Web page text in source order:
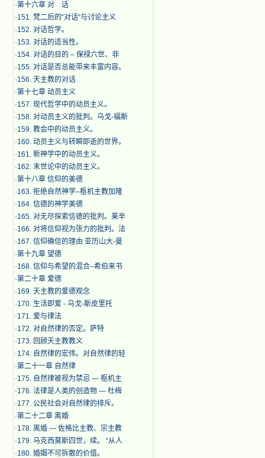
·第十六章 对 话
·151. 梵二后的“对话”与讨论主义
·152. 对话哲学。
·153. 对话的适当性。
·154. 对话的目的 – 保禄六世、非
·155. 对话是否总能带来丰富内容。
·156. 天主教的对话
·第十七章 动员主义
·157. 现代哲学中的动员主义。
·158. 对动员主义的批判。乌戈-福斯
·159. 教会中的动员主义。
·160. 动员主义与转瞬即逝的世界。
·161. 新神学中的动员主义。
·162. 末世论中的动员主义。
·第十八章 信仰的美德
·163. 拒绝自然神学–枢机主教加隆
·164. 信德的神学美德
·165. 对无尽探索信德的批判。莱辛
·166. 对将信仰视为张力的批判。法
·167. 信仰确信的理由 亚历山大-曼
·第十九章 望德
·168. 信仰与希望的混合–希伯来书
·第二十章 爱德
·169. 天主教的爱德观念
·170. 生活即爱 - 乌戈-斯皮里托
·171. 爱与律法
·172. 对自然律的否定。萨特
·173. 回顾天主教教义
·174. 自然律的宏伟。对自然律的轻
·第二十一章 自然律
·175. 自然律被视为禁忌 — 枢机主
·176. 法律是人类的创造物 — 杜梅
·177. 公民社会对自然律的排斥。
·第二十二章 离婚
·178. 离婚 — 佐格比主教、宗主教
·179. 马克西莫斯四世，续。 “从人
·180. 婚姻不可拆散的价值。